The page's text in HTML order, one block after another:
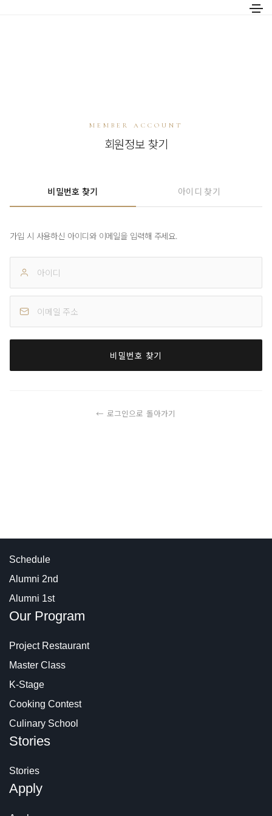
MEMBER ACCOUNT
회원정보 찾기
비밀번호 찾기 아이디 찾기
가입 시 사용하신 아이디와 이메일을 입력해 주세요.
비밀번호 찾기
← 로그인으로 돌아가기
Schedule
Alumni 2nd
Alumni 1st
Our Program
Project Restaurant
Master Class
K-Stage
Cooking Contest
Culinary School
Stories
Stories
Apply